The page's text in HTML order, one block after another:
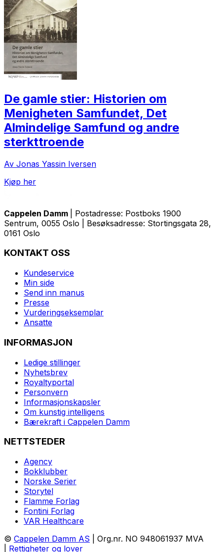
De gamle stier: Historien om
Menigheten Samfundet, Det
Almindelige Samfund og andre
sterkttroende
Av Jonas Yassin Iversen
Kjøp her
Cappelen Damm
| Postadresse: Postboks 1900
Sentrum, 0055 Oslo | Besøksadresse: Stortingsgata 28,
0161 Oslo
KONTAKT OSS
Kundeservice
Min side
Send inn manus
Presse
Vurderingseksemplar
Ansatte
INFORMASJON
Ledige stillinger
Nyhetsbrev
Royaltyportal
Personvern
Informasjonskapsler
Om kunstig intelligens
Bærekraft i Cappelen Damm
NETTSTEDER
Agency
Bokklubber
Norske Serier
Storytel
Flamme Forlag
Fontini Forlag
VAR Healthcare
© Cappelen Damm AS | Org.nr. NO 948061937 MVA
Rettigheter og lover